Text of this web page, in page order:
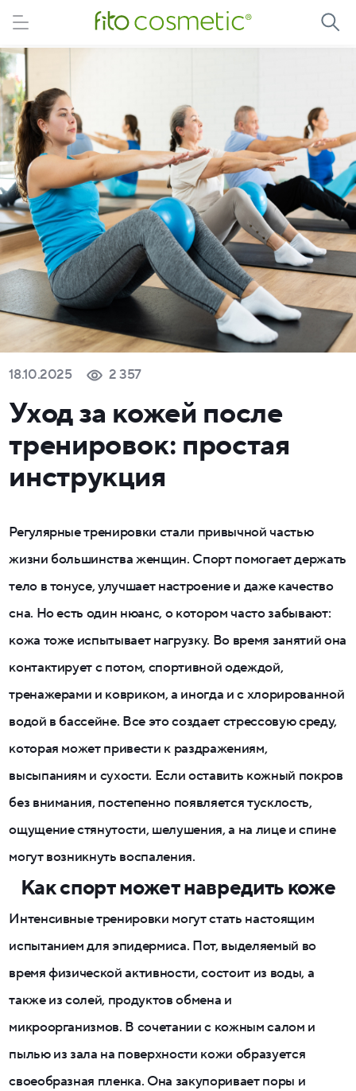
18.10.2025 2 357
Уход за кожей после
тренировок: простая
инструкция
Регулярные тренировки стали привычной частью
жизни большинства женщин. Спорт помогает держать
тело в тонусе, улучшает настроение и даже качество
сна. Но есть один нюанс, о котором часто забывают:
кожа тоже испытывает нагрузку. Во время занятий она
контактирует с потом, спортивной одеждой,
тренажерами и ковриком, а иногда и с хлорированной
водой в бассейне. Все это создает стрессовую среду,
которая может привести к раздражениям,
высыпаниям и сухости. Если оставить кожный покров
без внимания, постепенно появляется тусклость,
ощущение стянутости, шелушения, а на лице и спине
могут возникнуть воспаления.
Как спорт может навредить коже
Интенсивные тренировки могут стать настоящим
испытанием для эпидермиса. Пот, выделяемый во
время физической активности, состоит из воды, а
также из солей, продуктов обмена и
микроорганизмов. В сочетании с кожным салом и
пылью из зала на поверхности кожи образуется
своеобразная пленка. Она закупоривает поры и